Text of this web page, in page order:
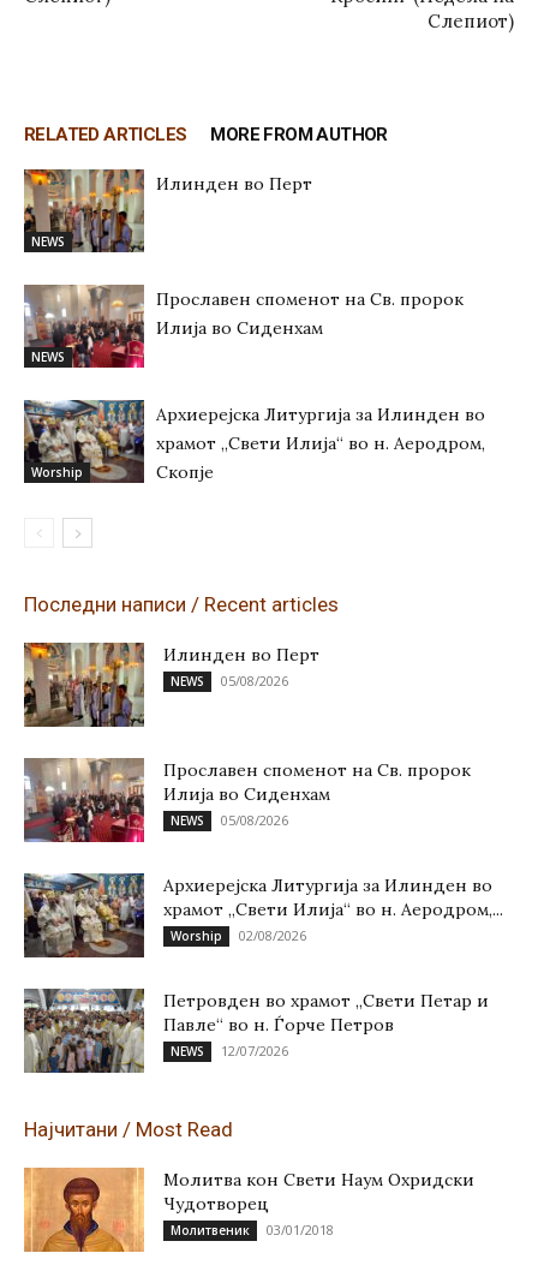
Слепиот)
RELATED ARTICLES MORE FROM AUTHOR
NEWS
Илинден во Перт
NEWS
Прославен споменот на Св. пророк
Илија во Сиденхам
Worship
Архиерејска Литургија за Илинден во
храмот „Свети Илија“ во н. Аеродром,
Скопје
Последни написи / Recent articles
Илинден во Перт
NEWS 05/08/2026
Прославен споменот на Св. пророк
Илија во Сиденхам
NEWS 05/08/2026
Архиерејска Литургија за Илинден во
храмот „Свети Илија“ во н. Аеродром,...
Worship 02/08/2026
Петровден во храмот „Свети Петар и
Павле“ во н. Ѓорче Петров
NEWS 12/07/2026
Најчитани / Most Read
Молитва кон Свети Наум Охридски
Чудотворец
Молитвеник 03/01/2018